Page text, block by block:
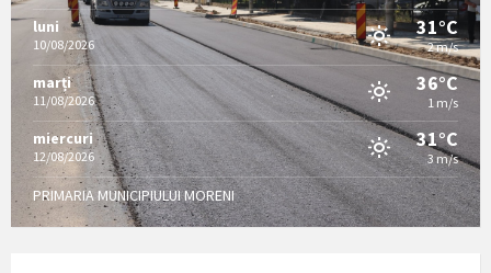
luni
10/08/2026
31°C
2 m/s
marți
11/08/2026
36°C
1 m/s
miercuri
12/08/2026
31°C
3 m/s
PRIMARIA MUNICIPIULUI MORENI